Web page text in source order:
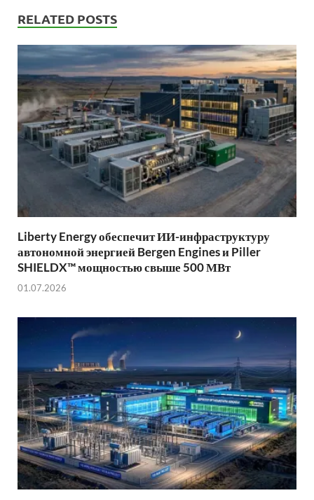
RELATED POSTS
Liberty Energy обеспечит ИИ-инфраструктуру
автономной энергией Bergen Engines и Piller
SHIELDX™ мощностью свыше 500 МВт
01.07.2026